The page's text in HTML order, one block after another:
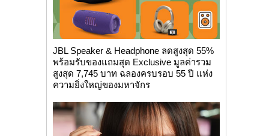
JBL Speaker & Headphone ลดสูงสุด 55%
พร้อมรับของแถมสุด Exclusive มูลค่ารวม
สูงสุด 7,745 บาท ฉลองครบรอบ 55 ปี แห่ง
ความยิ่งใหญ่ของมหาจักร